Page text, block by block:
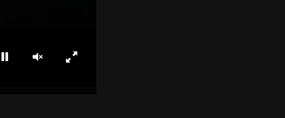
PararLigar somEcrã inteiro